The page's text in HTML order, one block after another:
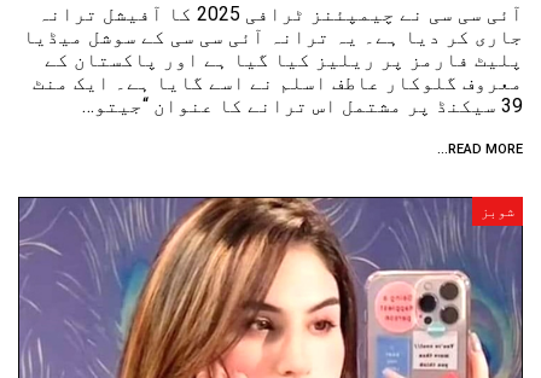
آئی سی سی نے چیمپئنز ٹرافی 2025 کا آفیشل ترانہ
جاری کر دیا ہے۔ یہ ترانہ آئی سی سی کے سوشل میڈیا
پلیٹ فارمز پر ریلیز کیا گیا ہے اور پاکستان کے
معروف گلوکار عاطف اسلم نے اسے گایا ہے۔ ایک منٹ
39 سیکنڈ پر مشتمل اس ترانے کا عنوان “جیتو…
READ MORE...
شوبز